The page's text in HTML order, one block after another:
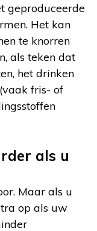
geproduceerde
Het kan
te knorren
als teken dat
het drinken
fris- of
als u
Maar als u
op als uw